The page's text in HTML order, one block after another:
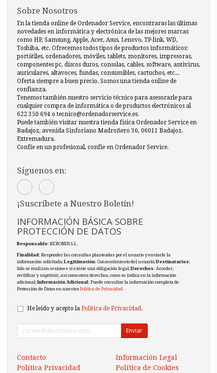
Sobre Nosotros
En la tienda online de Ordenador Service, encontraras las últimas
novedades en informática y electrónica de las mejores marcas
como HP, Samsung, Apple, Acer, Asus, Lenovo, TP-link, WD,
Toshiba, etc. Ofrecemos todos tipos de productos informáticos:
portátiles, ordenadores, móviles, tablets, monitores, impresoras,
componentes pc, discos duros, consolas, cables, software, antivirus,
auriculares, altavoces, fundas, consumibles, cartuchos, etc...
Oferta siempre a buen precio. Somos una tienda online de
confianza.
Tenemos también nuestro servicio técnico para asesorarle para
cualquier compra de informática o de productos electrónicos al
622 350 694 o tecnico@ordenadorservice.es.
Puede también visitar nuestra tienda física Ordenador Service en
Badajoz, avenida Sinforiano Madroñero 36, 06011 Badajoz.
Extremadura.
Confíe en un profesional, confie en Ordenador Service.
Síguenos en:
¡Suscríbete a Nuestro Boletín!
INFORMACIÓN BÁSICA SOBRE
PROTECCIÓN DE DATOS
Responsable: REBONDS S.L.
Finalidad: Responder las consultas planteadas por el usuario y enviarle la
información solicitada;Legitimación: Consentimiento del usuario;Destinatarios:
Solo se realizan cesiones si existe una obligación legal;Derechos: Acceder,
rectificar y suprimir, así como otros derechos, como se indica en la información
adicional;Información Adicional: Puede consultar la información completa de
Protección de Datos en nuestra Política de Privacidad.
He leído y acepto la Política de Privacidad .
Enviar
Contacto
Información Legal
Política Privacidad
Política de Cookies